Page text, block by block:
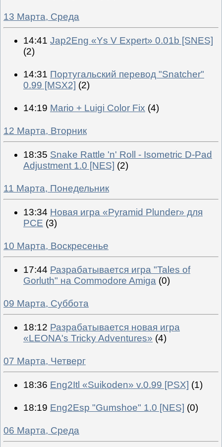
13 Марта, Среда
14:41 Jap2Eng «Ys V Expert» 0.01b [SNES]
(2)
14:31 Португальский перевод "Snatcher"
0.99 [MSX2] (2)
14:19 Mario + Luigi Color Fix (4)
12 Марта, Вторник
18:35 Snake Rattle 'n' Roll - Isometric D-Pad
Adjustment 1.0 [NES] (2)
11 Марта, Понедельник
13:34 Новая игра «Pyramid Plunder» для
PCE (3)
10 Марта, Воскресенье
17:44 Разрабатывается игра "Tales of
Gorluth" на Commodore Amiga (0)
09 Марта, Суббота
18:12 Разрабатывается новая игра
«LEONA's Tricky Adventures» (4)
07 Марта, Четверг
18:36 Eng2Itl «Suikoden» v.0.99 [PSX] (1)
18:19 Eng2Esp "Gumshoe" 1.0 [NES] (0)
06 Марта, Среда